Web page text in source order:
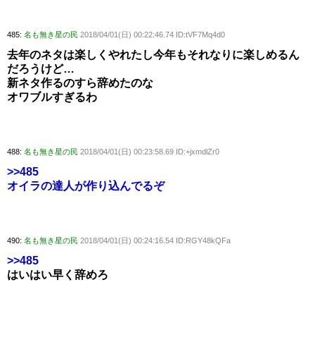
485: 名も無き星の民 2018/04/01(日) 00:22:46.74 ID:tVF7Mq4d0
去年のネタは楽しくやれたし今年もそれなりに楽しめるん
だろうけど…
新ネタ作るのすら辞めたのな
オワブルすぎるわ
488: 名も無き星の民 2018/04/01(日) 00:23:58.69 ID:+jxmdlZr0
>>485
オイラの達人が作り込んでるぞ
490: 名も無き星の民 2018/04/01(日) 00:24:16.54 ID:RGY48kQFa
>>485
はいはい早く辞めろ